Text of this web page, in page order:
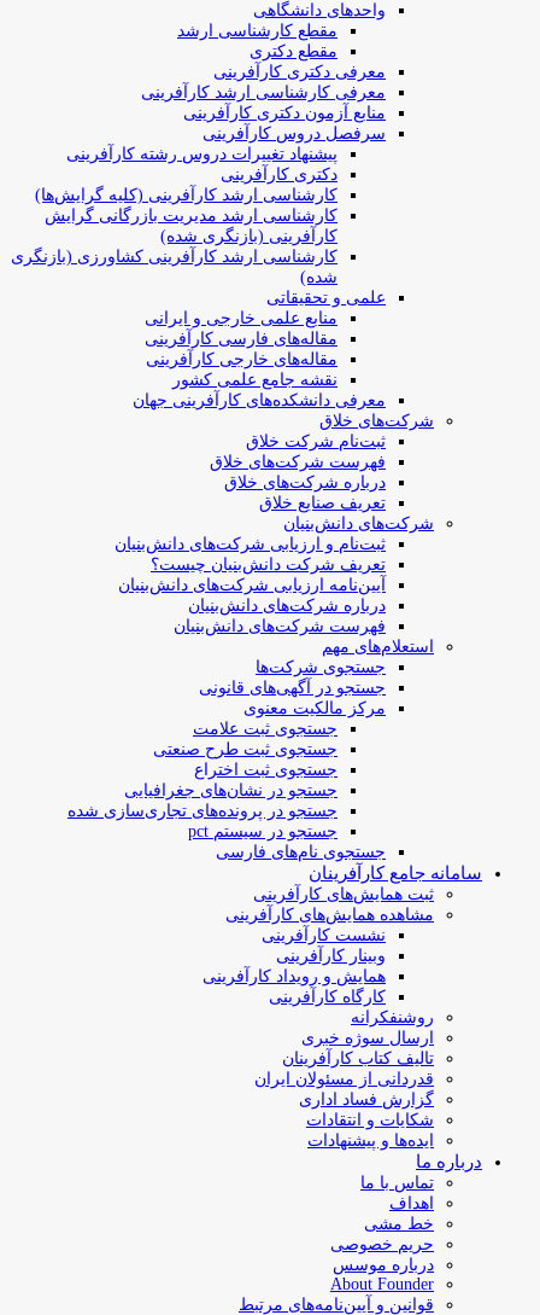
واحدهای دانشگاهی
مقطع کارشناسی ارشد
مقطع دکتری
معرفی دکتری کارآفرینی
معرفی کارشناسی ارشد کارآفرینی
منابع آزمون دکتری کارآفرینی
سرفصل دروس کارآفرینی
پیشنهاد تغییرات دروس رشته کارآفرینی
دکتری کارآفرینی
کارشناسی ارشد کارآفرینی (کلیه گرایش‌ها)
کارشناسی ارشد مدیریت بازرگانی گرایش
کارآفرینی (بازنگری شده)
کارشناسی ارشد کارآفرینی کشاورزی (بازنگری
شده)
علمی و تحقیقاتی
منابع علمی خارجی و ایرانی
مقاله‌های فارسی کارآفرینی
مقاله‌های خارجی کارآفرینی
نقشه جامع علمی کشور
معرفی دانشکده‌های کارآفرینی جهان
شرکت‌های خلاق
ثبت‌نام شرکت خلاق
فهرست شرکت‌های خلاق
درباره شرکت‌های خلاق
تعریف صنایع خلاق
شرکت‌های دانش‌بنیان
ثبت‌نام و ارزیابی شرکت‌های دانش‌بنیان
تعریف شرکت دانش‌بنیان چیست؟
آیین‌نامه ارزیابی شرکت‌های دانش‌بنیان
درباره شرکت‌های دانش‌بنیان
فهرست شرکت‌های دانش‌بنیان
استعلام‌های مهم
جستجوی شرکت‌ها
جستجو در آگهی‌های قانونی
مرکز مالکیت معنوی
جستجوی ثبت علامت
جستجوی ثبت طرح صنعتی
جستجوی ثبت اختراع
جستجو در نشان‌های جغرافیایی
جستجو در پرونده‌های تجاری‌سازی شده
جستجو در سیستم pct
جستجوی نام‌های فارسی
سامانه جامع کارآفرینان
ثبت همایش‌های کارآفرینی
مشاهده همایش‌های کارآفرینی
نشست کارآفرینی
وبینار کارآفرینی
همایش و رویداد کارآفرینی
کارگاه کارآفرینی
روشنفکرانه
ارسال سوژه‌ خبری
تالیف کتاب کارآفرینان
قدردانی از مسئولان ایران
گزارش فساد اداری
شکایات و انتقادات
ایده‌ها و پیشنهادات
درباره ما
تماس با ما
اهداف
خط مشی
حریم خصوصی
درباره موسس
About Founder
قوانین و آیین‌نامه‌های مرتبط